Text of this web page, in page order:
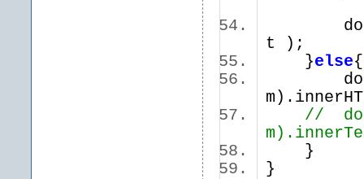
t );
}else
//
}
}